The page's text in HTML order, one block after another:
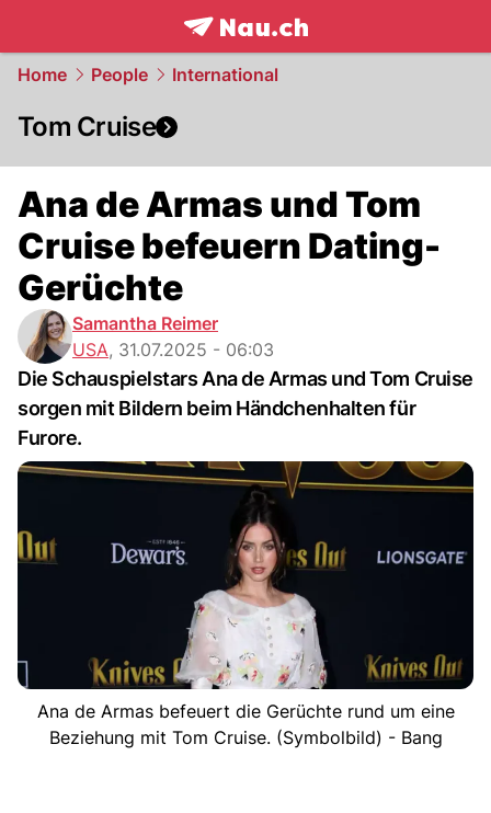
frontpage.NAU.ch
Home People International
Tom Cruise
Ana de Armas und Tom
Cruise befeuern Dating-
Gerüchte
Samantha Reimer
USA, 31.07.2025 - 06:03
Die Schauspielstars Ana de Armas und Tom Cruise
sorgen mit Bildern beim Händchenhalten für
Furore.
Ana de Armas befeuert die Gerüchte rund um eine
Beziehung mit Tom Cruise. (Symbolbild) - Bang